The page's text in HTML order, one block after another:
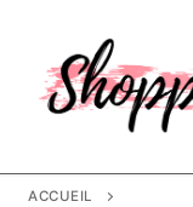
contenu
ACCUEIL